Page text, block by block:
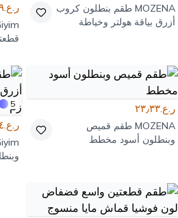
MOZENA طقم بنطلون كروب
أزرق بياقة هولتر وخياطة
ر.ع.١٤٫٨٩
ر.ع.٢٣٫٣٣
MOZENA طقم قميص
وبنطلون أسود مخطط
5
ر.ع.١٦٫٨٤